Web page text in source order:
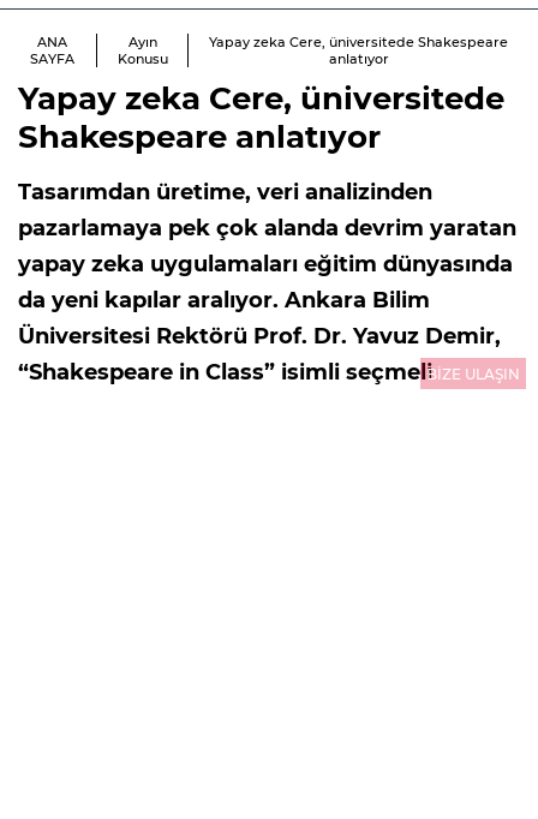
ANA
SAYFA
Ayın
Konusu
Yapay zeka Cere, üniversitede Shakespeare
anlatıyor
Yapay zeka Cere, üniversitede
Shakespeare anlatıyor
Tasarımdan üretime, veri analizinden
pazarlamaya pek çok alanda devrim yaratan
yapay zeka uygulamaları eğitim dünyasında
da yeni kapılar aralıyor. Ankara Bilim
Üniversitesi Rektörü Prof. Dr. Yavuz Demir,
“Shakespeare in Class” isimli seçmeliBİZE ULAŞIN